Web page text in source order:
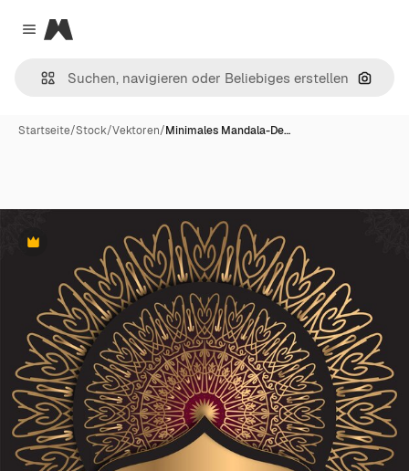
Close menu
Magnific
Nach
Startseite/Stock/Vektoren/Minimales Mandala-De…
Premium